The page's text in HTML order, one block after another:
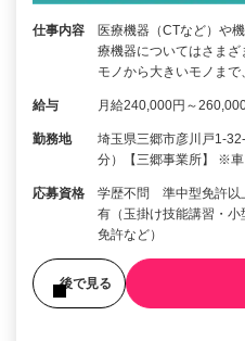
仕事内容
医療機器（CTなど）や
療機器についてはさま
モノから大きいモノま
給与 月給240,000円～
勤務地
埼玉県三郷市彦川戸1-
分）【三郷事業所】 ※
応募資格
学歴不問 準中型免許以
有（玉掛け技能講習・小
免許など）
後で見る